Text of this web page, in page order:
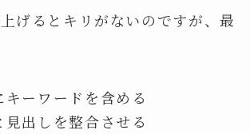
げるとキリがないのですが、最
キーワードを含める
見出しを整合させる